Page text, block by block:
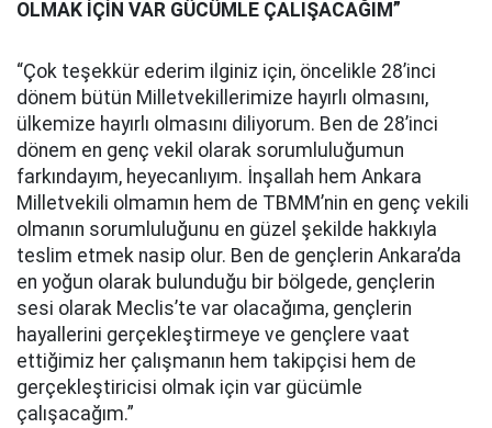
OLMAK İÇİN VAR GÜCÜMLE ÇALIŞACAĞIM”
“Çok teşekkür ederim ilginiz için, öncelikle 28’inci
dönem bütün Milletvekillerimize hayırlı olmasını,
ülkemize hayırlı olmasını diliyorum. Ben de 28’inci
dönem en genç vekil olarak sorumluluğumun
farkındayım, heyecanlıyım. İnşallah hem Ankara
Milletvekili olmamın hem de TBMM’nin en genç vekili
olmanın sorumluluğunu en güzel şekilde hakkıyla
teslim etmek nasip olur. Ben de gençlerin Ankara’da
en yoğun olarak bulunduğu bir bölgede, gençlerin
sesi olarak Meclis’te var olacağıma, gençlerin
hayallerini gerçekleştirmeye ve gençlere vaat
ettiğimiz her çalışmanın hem takipçisi hem de
gerçekleştiricisi olmak için var gücümle
çalışacağım.”